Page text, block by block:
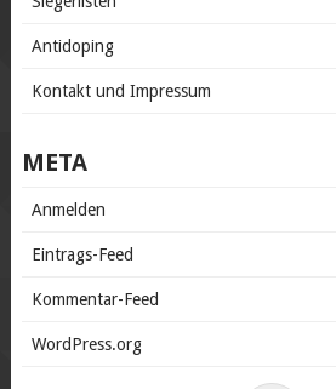
Antidoping
Kontakt und Impressum
META
Anmelden
Eintrags-Feed
Kommentar-Feed
WordPress.org